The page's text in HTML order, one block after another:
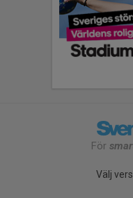
För
Välj